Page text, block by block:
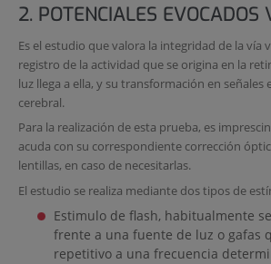
2. POTENCIALES EVOCADOS
Es el estudio que valora la integridad de la vía
registro de la actividad que se origina en la
luz llega a ella, y su transformación en señales
cerebral.
Para la realización de esta prueba, es
acuda con su correspondiente corrección
lentillas, en caso de necesitarlas.
El estudio se realiza mediante dos tipos de
Estimulo de flash, habitualmente
frente a una fuente de luz o gafas
repetitivo a una frecuencia